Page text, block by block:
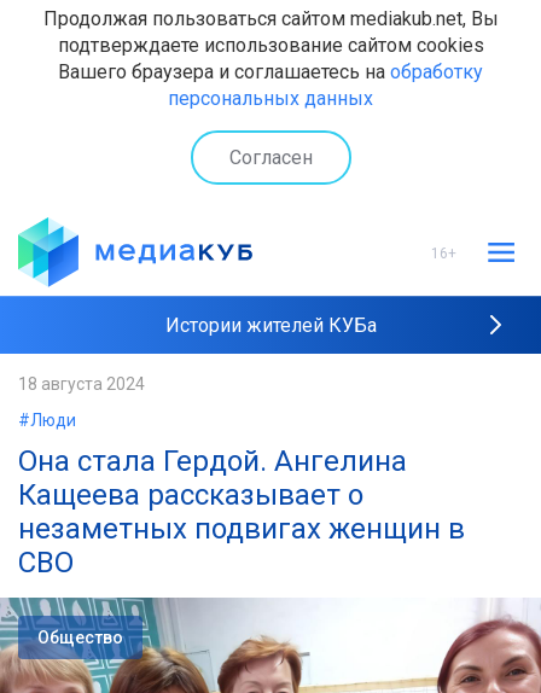
Продолжая пользоваться сайтом mediakub.net, Вы
подтверждаете использование сайтом cookies
Вашего браузера и соглашаетесь на обработку
персональных данных
Согласен
16+
Истории жителей КУБа
18 августа 2024
#Люди
Она стала Гердой. Ангелина
Кащеева рассказывает о
незаметных подвигах женщин в
СВО
Общество